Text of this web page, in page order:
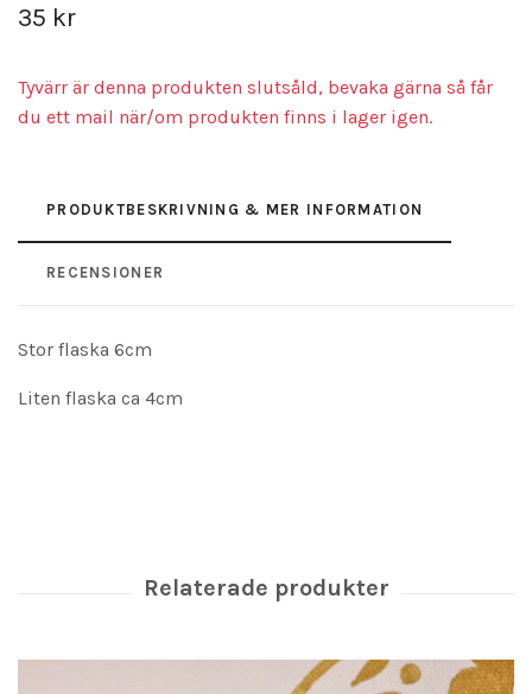
35 kr
Tyvärr är denna produkten slutsåld, bevaka gärna så får
du ett mail när/om produkten finns i lager igen.
PRODUKTBESKRIVNING & MER INFORMATION
RECENSIONER
Stor flaska 6cm
Liten flaska ca 4cm